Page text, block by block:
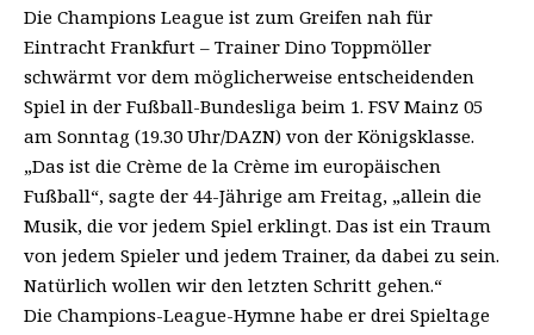
Die Champions League ist zum Greifen nah für
Eintracht Frankfurt – Trainer Dino Toppmöller
schwärmt vor dem möglicherweise entscheidenden
Spiel in der Fußball-Bundesliga beim 1. FSV Mainz 05
am Sonntag (19.30 Uhr/DAZN) von der Königsklasse.
„Das ist die Crème de la Crème im europäischen
Fußball“, sagte der 44-Jährige am Freitag, „allein die
Musik, die vor jedem Spiel erklingt. Das ist ein Traum
von jedem Spieler und jedem Trainer, da dabei zu sein.
Natürlich wollen wir den letzten Schritt gehen.“
Die Champions-League-Hymne habe er drei Spieltage